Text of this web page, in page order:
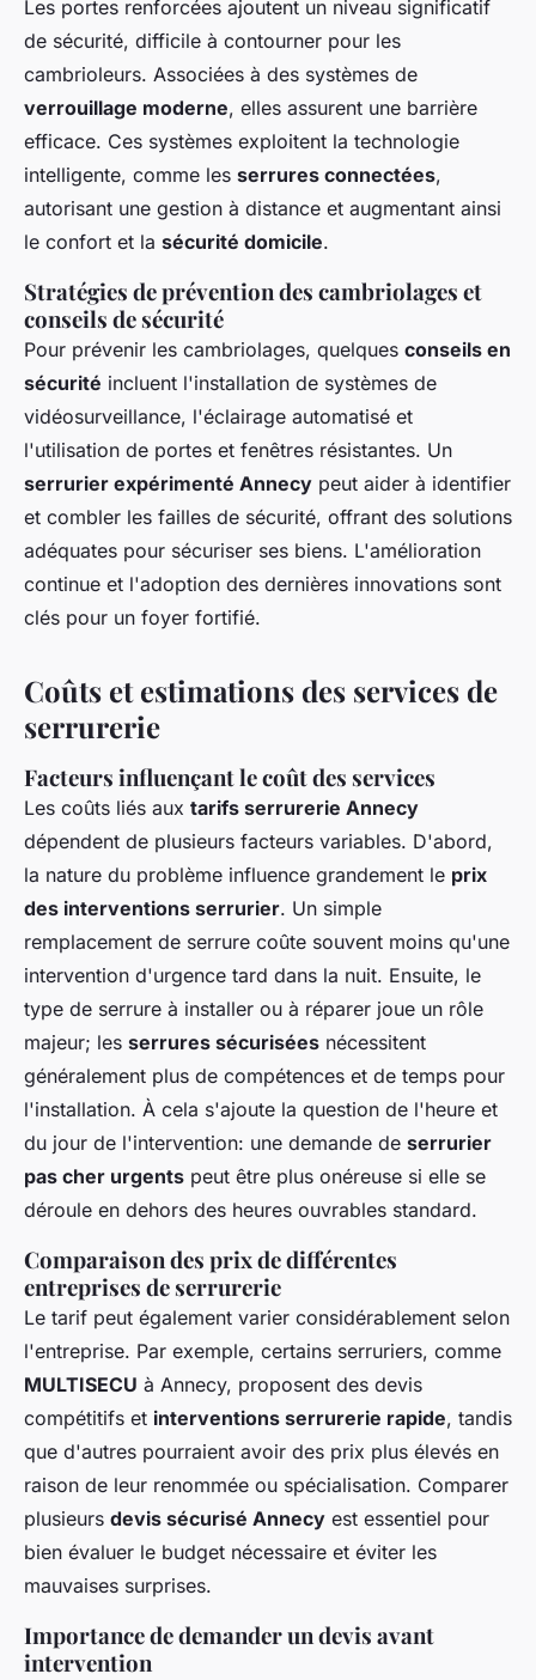
Les portes renforcées ajoutent un niveau significatif
de sécurité, difficile à contourner pour les
cambrioleurs. Associées à des systèmes de
verrouillage moderne, elles assurent une barrière
efficace. Ces systèmes exploitent la technologie
intelligente, comme les serrures connectées,
autorisant une gestion à distance et augmentant ainsi
le confort et la sécurité domicile.
Stratégies de prévention des cambriolages et
conseils de sécurité
Pour prévenir les cambriolages, quelques conseils en
sécurité incluent l'installation de systèmes de
vidéosurveillance, l'éclairage automatisé et
l'utilisation de portes et fenêtres résistantes. Un
serrurier expérimenté Annecy peut aider à identifier
et combler les failles de sécurité, offrant des solutions
adéquates pour sécuriser ses biens. L'amélioration
continue et l'adoption des dernières innovations sont
clés pour un foyer fortifié.
Coûts et estimations des services de
serrurerie
Facteurs influençant le coût des services
Les coûts liés aux tarifs serrurerie Annecy
dépendent de plusieurs facteurs variables. D'abord,
la nature du problème influence grandement le prix
des interventions serrurier. Un simple
remplacement de serrure coûte souvent moins qu'une
intervention d'urgence tard dans la nuit. Ensuite, le
type de serrure à installer ou à réparer joue un rôle
majeur; les serrures sécurisées nécessitent
généralement plus de compétences et de temps pour
l'installation. À cela s'ajoute la question de l'heure et
du jour de l'intervention: une demande de serrurier
pas cher urgents peut être plus onéreuse si elle se
déroule en dehors des heures ouvrables standard.
Comparaison des prix de différentes
entreprises de serrurerie
Le tarif peut également varier considérablement selon
l'entreprise. Par exemple, certains serruriers, comme
MULTISECU à Annecy, proposent des devis
compétitifs et interventions serrurerie rapide, tandis
que d'autres pourraient avoir des prix plus élevés en
raison de leur renommée ou spécialisation. Comparer
plusieurs devis sécurisé Annecy est essentiel pour
bien évaluer le budget nécessaire et éviter les
mauvaises surprises.
Importance de demander un devis avant
intervention